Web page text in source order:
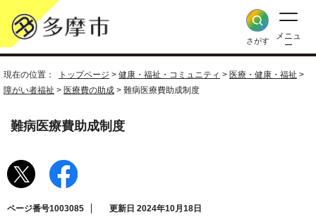
さがす
メニュ
ー
現在の位置： トップページ > 健康・福祉・コミュニティ > 医療・健康・福祉 >
障がい者福祉 > 医療費の助成 > 難病医療費助成制度
難病医療費助成制度
ページ番号1003085 更新日 2024年10月18日